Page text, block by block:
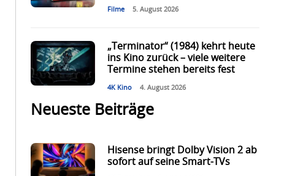
Filme 5. August 2026
„Terminator“ (1984) kehrt heute
ins Kino zurück – viele weitere
Termine stehen bereits fest
4K Kino 4. August 2026
Neueste Beiträge
Hisense bringt Dolby Vision 2 ab
sofort auf seine Smart-TVs